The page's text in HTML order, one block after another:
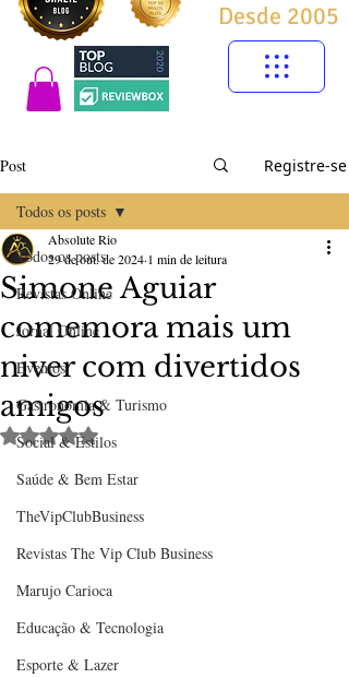
Desde 2005
Post Registre-se
Todos os posts
Revistas Online
Jornal Online
Eventos
Gastronomia & Turismo
Social & Estilos
Saúde & Bem Estar
TheVipClubBusiness
Revistas The Vip Club Business
Marujo Carioca
Educação & Tecnologia
Esporte & Lazer
Todos os posts
Simone Aguiar
comemora mais um
niver com divertidos
amigos
Absolute Rio
29 de out. de 2024 1 min de leitura
Avaliado com NaN de 5 estrelas.